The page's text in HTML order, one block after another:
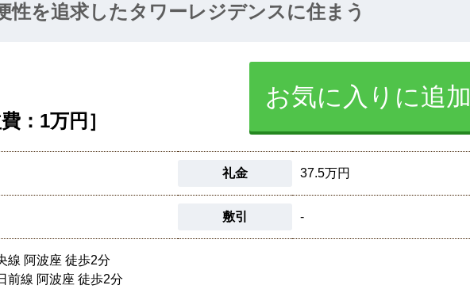
性を追求したタワーレジデンスに住まう
：1万円］
お気に入りに追加
礼金 37.5万円
敷引 -
線 阿波座 徒歩2分
前線 阿波座 徒歩2分